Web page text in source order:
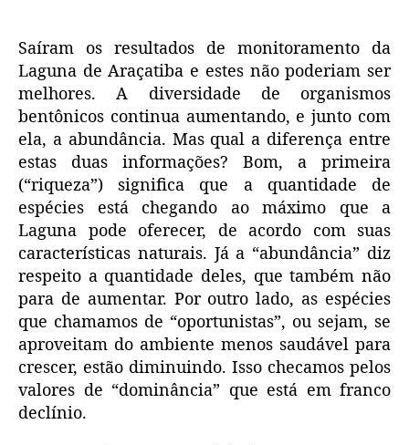
Saíram os resultados de monitoramento da
Laguna de Araçatiba e estes não poderiam ser
melhores. A diversidade de organismos
bentônicos continua aumentando, e junto com
ela, a abundância. Mas qual a diferença entre
estas duas informações? Bom, a primeira
(“riqueza”) significa que a quantidade de
espécies está chegando ao máximo que a
Laguna pode oferecer, de acordo com suas
características naturais. Já a “abundância” diz
respeito a quantidade deles, que também não
para de aumentar. Por outro lado, as espécies
que chamamos de “oportunistas”, ou sejam, se
aproveitam do ambiente menos saudável para
crescer, estão diminuindo. Isso checamos pelos
valores de “dominância” que está em franco
declínio.